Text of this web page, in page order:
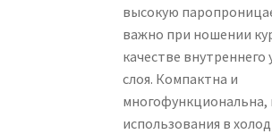
высокую
важно при ношении
качестве
слоя. Компактна и
многофункциональна,
использования в